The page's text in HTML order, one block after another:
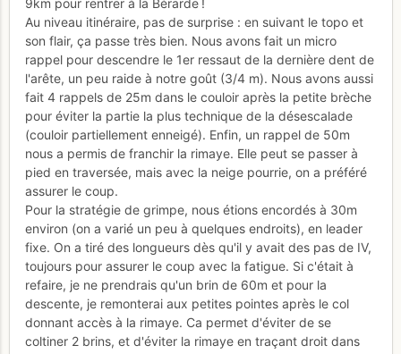
9km pour rentrer à la Bérarde !
Au niveau itinéraire, pas de surprise : en suivant le topo et
son flair, ça passe très bien. Nous avons fait un micro
rappel pour descendre le 1er ressaut de la dernière dent de
l'arête, un peu raide à notre goût (3/4 m). Nous avons aussi
fait 4 rappels de 25m dans le couloir après la petite brèche
pour éviter la partie la plus technique de la désescalade
(couloir partiellement enneigé). Enfin, un rappel de 50m
nous a permis de franchir la rimaye. Elle peut se passer à
pied en traversée, mais avec la neige pourrie, on a préféré
assurer le coup.
Pour la stratégie de grimpe, nous étions encordés à 30m
environ (on a varié un peu à quelques endroits), en leader
fixe. On a tiré des longueurs dès qu'il y avait des pas de IV,
toujours pour assurer le coup avec la fatigue. Si c'était à
refaire, je ne prendrais qu'un brin de 60m et pour la
descente, je remonterai aux petites pointes après le col
donnant accès à la rimaye. Ca permet d'éviter de se
coltiner 2 brins, et d'éviter la rimaye en traçant droit dans